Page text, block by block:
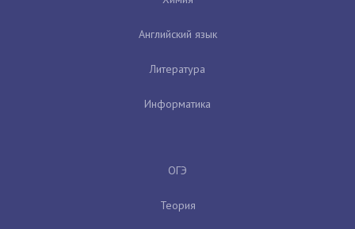
Английский язык
Литература
Информатика
ОГЭ
Теория